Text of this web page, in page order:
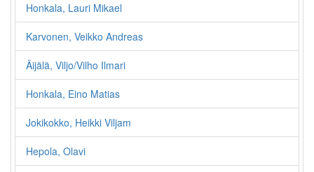
Honkala, Lauri Mikael
Karvonen, Veikko Andreas
Äijälä, Viljo/Vilho Ilmari
Honkala, Eino Matias
Jokikokko, Heikki Viljam
Hepola, Olavi